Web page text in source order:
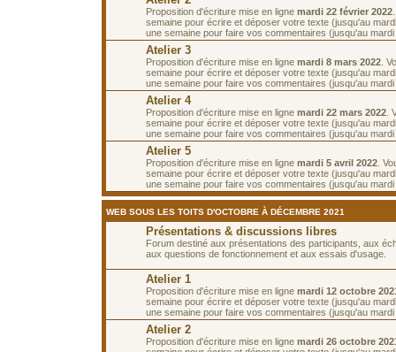
Proposition d'écriture mise en ligne mardi 22 février 2022
semaine pour écrire et déposer votre texte (jusqu'au
une semaine pour faire vos commentaires (jusqu'au
Atelier 3
Proposition d'écriture mise en ligne mardi 8 mars 2022 .
semaine pour écrire et déposer votre texte (jusqu'au
une semaine pour faire vos commentaires (jusqu'au
Atelier 4
Proposition d'écriture mise en ligne mardi 22 mars 2022 .
semaine pour écrire et déposer votre texte (jusqu'au
une semaine pour faire vos commentaires (jusqu'au
Atelier 5
Proposition d'écriture mise en ligne mardi 5 avril 2022 .
semaine pour écrire et déposer votre texte (jusqu'au
une semaine pour faire vos commentaires (jusqu'au
WEB SOUS LES TOITS D'OCTOBRE À DÉCEMBRE 2021
Présentations & discussions libres
Forum destiné aux présentations des participants, aux
aux questions de fonctionnement et aux essais d'usage.
Atelier 1
Proposition d'écriture mise en ligne mardi 12 octobre
semaine pour écrire et déposer votre texte (jusqu'au
une semaine pour faire vos commentaires (jusqu'au
Atelier 2
Proposition d'écriture mise en ligne mardi 26 octobre